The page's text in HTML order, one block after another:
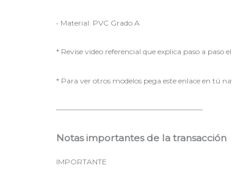
• Material: PVC Grado A
* Revise video referencial que explica paso a paso
* Para ver otros modelos pega este enlace en tú
————————————————————
Notas importantes de la transacción
IMPORTANTE